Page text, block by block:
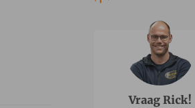
Vraag Rick!